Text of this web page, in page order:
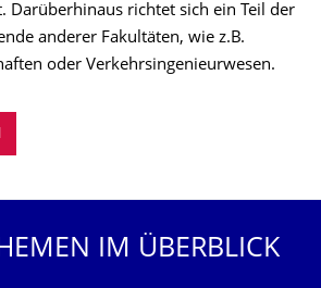
Darüberhinaus richtet sich ein Teil der
anderer Fakultäten, wie z.B.
oder Verkehrsingenieurwesen.
IM ÜBERBLICK